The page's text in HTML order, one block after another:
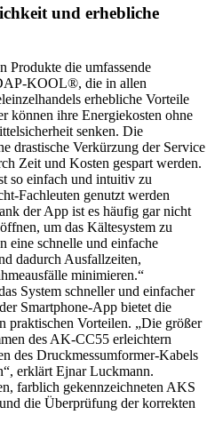
und erhebliche
Produkte die umfassende
KOOL®, die in allen
erhebliche Vorteile
können ihre Energiekosten ohne
senken. Die
drastische Verkürzung der Service
Zeit und Kosten gespart werden.
so einfach und intuitiv zu
Fachleuten genutzt werden
der App ist es häufig gar nicht
um das Kältesystem zu
eine schnelle und einfache
dadurch Ausfallzeiten,
minimieren.“
System schneller und einfacher
Smartphone-App bietet die
praktischen Vorteilen. „Die größer
des AK-CC55 erleichtern
des Druckmessumformer-Kabels
erklärt Ejnar Luckmann.
farblich gekennzeichneten AKS
die Überprüfung der korrekten